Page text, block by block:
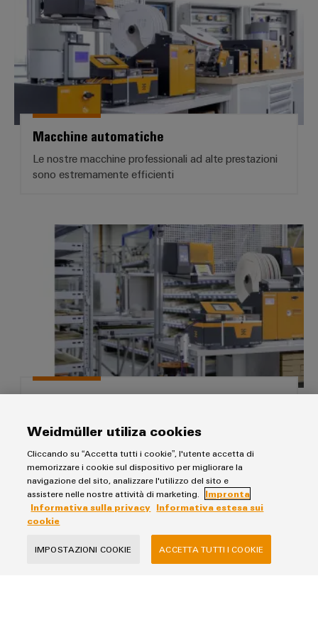
Macchine automatiche
Le nostre macchine professionali ad alte prestazioni
sono estremamente efficienti
Wire Processing Center per la
Wire Processing Center per la lavorazione
Aumentare il grado di efficacia nella fase di
progettazione, montaggio e realizzazione di quadri
elettrici
Weidmüller utiliza cookies
Cliccando su “Accetta tutti i cookie”, l'utente accetta di
memorizzare i cookie sul dispositivo per migliorare la
navigazione del sito, analizzare l'utilizzo del sito e
assistere nelle nostre attività di marketing.
Impronta
Informativa sulla privacy Informativa estesa sui
cookie
IMPOSTAZIONI COOKIE ACCETTA TUTTI I COOKIE